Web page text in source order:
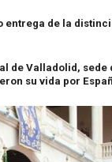
entrega de la
de Valladolid,
su vida por